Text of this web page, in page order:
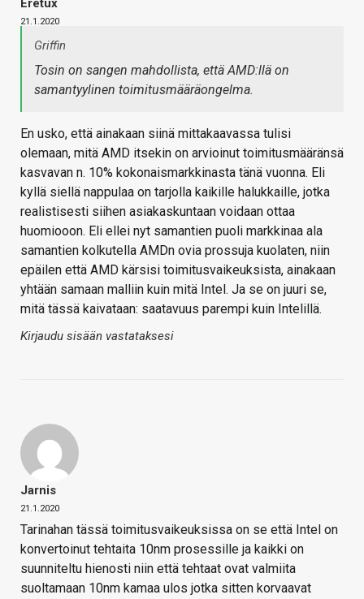
Eretux
21.1.2020
Griffin
Tosin on sangen mahdollista, että AMD:llä on
samantyylinen toimitusmääräongelma.
En usko, että ainakaan siinä mittakaavassa tulisi
olemaan, mitä AMD itsekin on arvioinut toimitusmääränsä
kasvavan n. 10% kokonaismarkkinasta tänä vuonna. Eli
kyllä siellä nappulaa on tarjolla kaikille halukkaille, jotka
realistisesti siihen asiakaskuntaan voidaan ottaa
huomiooon. Eli ellei nyt samantien puoli markkinaa ala
samantien kolkutella AMDn ovia prossuja kuolaten, niin
epäilen että AMD kärsisi toimitusvaikeuksista, ainakaan
yhtään samaan malliin kuin mitä Intel. Ja se on juuri se,
mitä tässä kaivataan: saatavuus parempi kuin Intelillä.
Kirjaudu sisään vastataksesi
Jarnis
21.1.2020
Tarinahan tässä toimitusvaikeuksissa on se että Intel on
konvertoinut tehtaita 10nm prosessille ja kaikki on
suunniteltu hienosti niin että tehtaat ovat valmiita
suoltamaan 10nm kamaa ulos jotka sitten korvaavat